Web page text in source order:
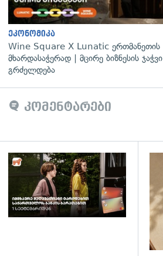
ეკონომიკა
Wine Square X Lunatic ერთმანეთის
მხარდასაჭერად | მცირე ბიზნესის ჯაჭვი
გრძელდება
კომენტარები